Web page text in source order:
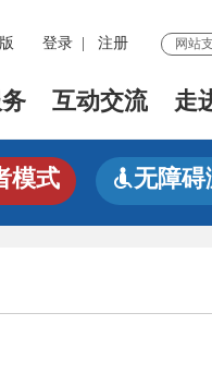
登录 注册 网站
互动交流 走
模式 无障碍